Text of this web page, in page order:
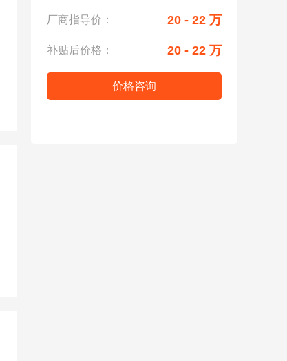
厂商指导价： 20 - 22 万
补贴后价格： 20 - 22 万
价格咨询